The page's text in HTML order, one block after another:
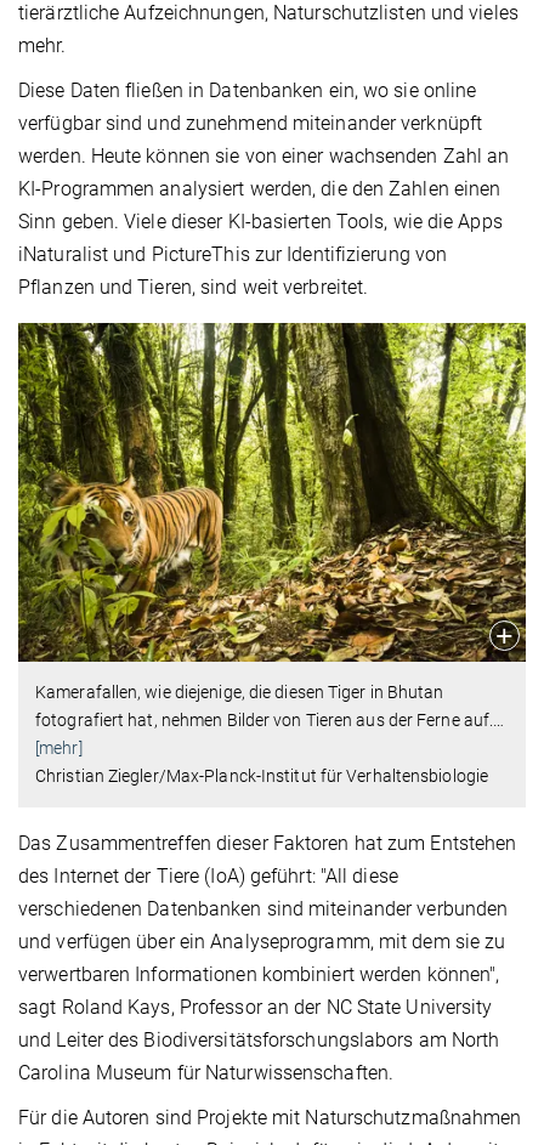
tierärztliche Aufzeichnungen, Naturschutzlisten und vieles
mehr.
Diese Daten fließen in Datenbanken ein, wo sie online
verfügbar sind und zunehmend miteinander verknüpft
werden. Heute können sie von einer wachsenden Zahl an
KI-Programmen analysiert werden, die den Zahlen einen
Sinn geben. Viele dieser KI-basierten Tools, wie die Apps
iNaturalist und PictureThis zur Identifizierung von
Pflanzen und Tieren, sind weit verbreitet.
Kamerafallen, wie diejenige, die diesen Tiger in Bhutan
fotografiert hat, nehmen Bilder von Tieren aus der Ferne auf.
[mehr]
Christian Ziegler/Max-Planck-Institut für Verhaltensbiologie
Das Zusammentreffen dieser Faktoren hat zum Entstehen
des Internet der Tiere (IoA) geführt: "All diese
verschiedenen Datenbanken sind miteinander verbunden
und verfügen über ein Analyseprogramm, mit dem sie zu
verwertbaren Informationen kombiniert werden können",
sagt Roland Kays, Professor an der NC State University
und Leiter des Biodiversitätsforschungslabors am North
Carolina Museum für Naturwissenschaften.
Für die Autoren sind Projekte mit Naturschutzmaßnahmen